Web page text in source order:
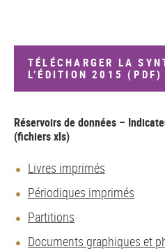
TÉLÉCHARGER LA
L’ÉDITION 2015 (PDF)
Réservoirs de données –
(fichiers xls)
Livres imprimés
Périodiques imprimés
Partitions
Documents graphiques et